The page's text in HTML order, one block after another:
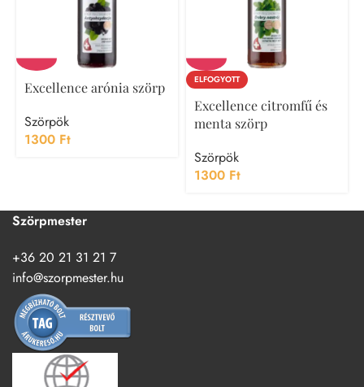
Excellence arónia szörp
Szörpök
1300 Ft
ELFOGYOTT
Excellence citromfű és
menta szörp
Szörpök
1300 Ft
Szörpmester
+36 20 21 31 21 7
info@szorpmester.hu